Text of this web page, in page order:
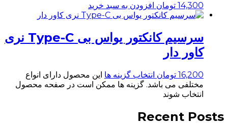
14,300 تومان افزودن به سبد خرید
سرسیم کانکتور یواس بی Type-C نری
کاور دار
16,200 تومان انتخاب گزینه ها این محصول دارای انواع
مختلفی می باشد. گزینه ها ممکن است در صفحه محصول
انتخاب شوند
Recent Posts